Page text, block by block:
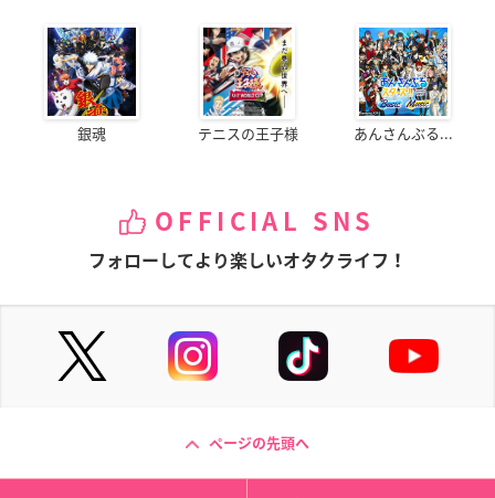
銀魂 テニスの王子様 あんさんぶる...
OFFICIAL SNS
フォローしてより楽しいオタクライフ！
ページの先頭へ